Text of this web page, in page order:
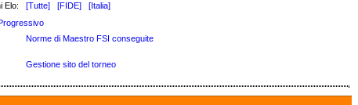
Elo: [Tutte] [FIDE]
[Italia]
Norme di Maestro FSI conseguite
Gestione sito del torneo